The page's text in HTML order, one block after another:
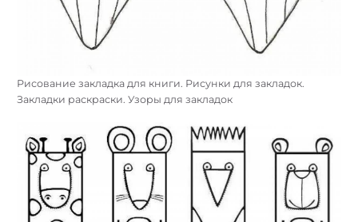
Рисование закладка для книги. Рисунки для закладок.
Закладки раскраски. Узоры для закладок